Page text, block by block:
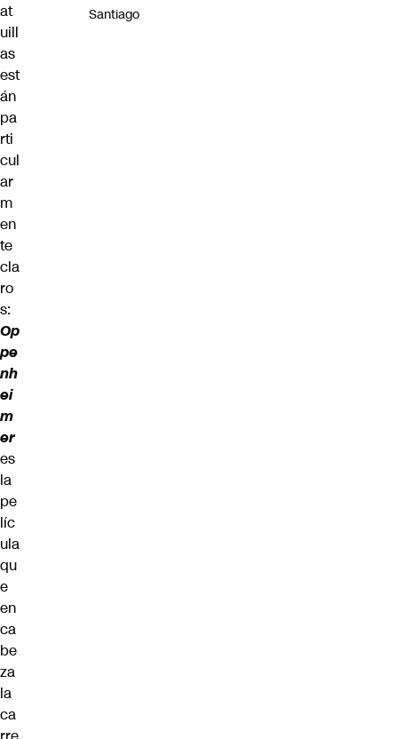
at
uill
as
est
án
pa
rti
cul
ar
m
en
te
cla
ro
s:
Op
pe
nh
ei
m
er
es
la
pe
líc
ula
qu
e
en
ca
be
za
la
ca
Santiago